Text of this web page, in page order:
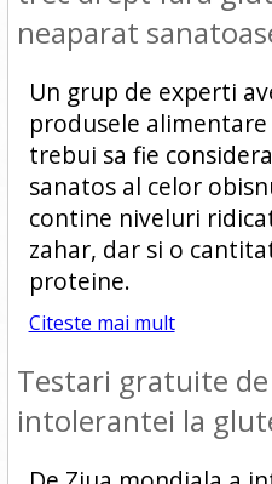
neaparat
Un grup de experti
produsele
trebui sa fie
sanatos al celor
contine niveluri
zahar, dar si o
proteine.
Citeste mai mult
Testari gratuite
intolerantei la